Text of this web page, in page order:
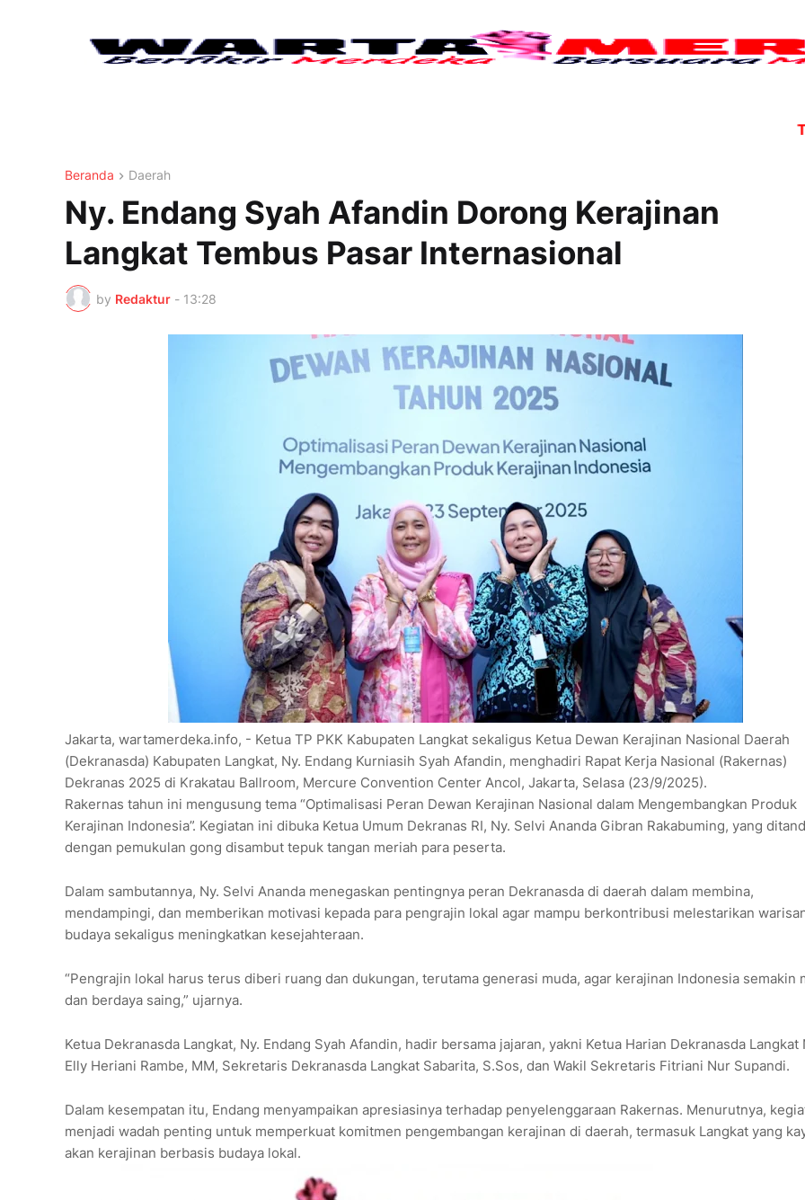
Tujuh
Beranda Daerah
Ny. Endang Syah Afandin Dorong Kerajinan
Langkat Tembus Pasar Internasional
by Redaktur - 13:28
Jakarta, wartamerdeka.info, - Ketua TP PKK Kabupaten Langkat sekaligus Ketua Dewan Kerajinan Nasional Daerah
(Dekranasda) Kabupaten Langkat, Ny. Endang Kurniasih Syah Afandin, menghadiri Rapat Kerja Nasional (Rakernas)
Dekranas 2025 di Krakatau Ballroom, Mercure Convention Center Ancol, Jakarta, Selasa (23/9/2025).
Rakernas tahun ini mengusung tema “Optimalisasi Peran Dewan Kerajinan Nasional dalam Mengembangkan Produk
Kerajinan Indonesia”. Kegiatan ini dibuka Ketua Umum Dekranas RI, Ny. Selvi Ananda Gibran Rakabuming, yang
dengan pemukulan gong disambut tepuk tangan meriah para peserta.
Dalam sambutannya, Ny. Selvi Ananda menegaskan pentingnya peran Dekranasda di daerah dalam membina,
mendampingi, dan memberikan motivasi kepada para pengrajin lokal agar mampu berkontribusi melestarikan
budaya sekaligus meningkatkan kesejahteraan.
“Pengrajin lokal harus terus diberi ruang dan dukungan, terutama generasi muda, agar kerajinan Indonesia semakin
dan berdaya saing,” ujarnya.
Ketua Dekranasda Langkat, Ny. Endang Syah Afandin, hadir bersama jajaran, yakni Ketua Harian Dekranasda Langkat
Elly Heriani Rambe, MM, Sekretaris Dekranasda Langkat Sabarita, S.Sos, dan Wakil Sekretaris Fitriani Nur Supandi.
Dalam kesempatan itu, Endang menyampaikan apresiasinya terhadap penyelenggaraan Rakernas. Menurutnya,
menjadi wadah penting untuk memperkuat komitmen pengembangan kerajinan di daerah, termasuk Langkat yang
akan kerajinan berbasis budaya lokal.